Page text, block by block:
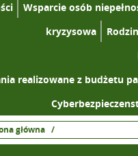
Wsparcie osób
kryzysowa
realizowane z budżetu
główna /